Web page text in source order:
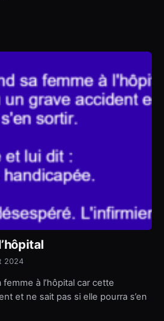
2024
à l’hôpital car cette
et ne sait pas si elle pourra s’en